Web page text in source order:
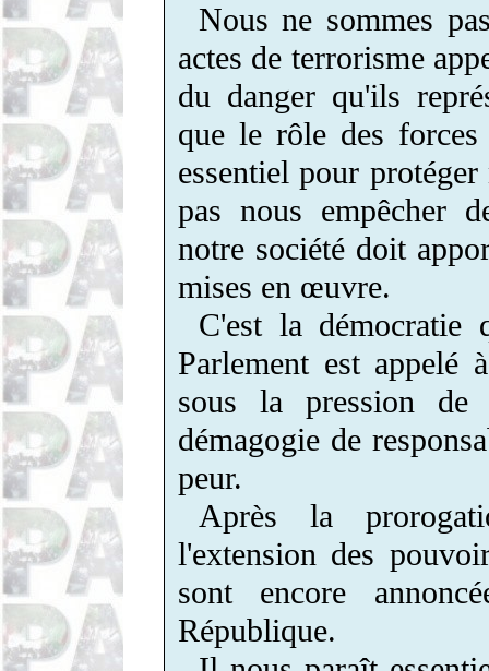
Nous ne sommes
actes de terrorisme
du danger qu'ils
que le rôle des
essentiel pour
pas nous empêcher
notre société doit
mises en œuvre.
C'est la
Parlement est appelé
sous la pression de
démagogie de
peur.
Après la
l'extension des
sont encore
République.